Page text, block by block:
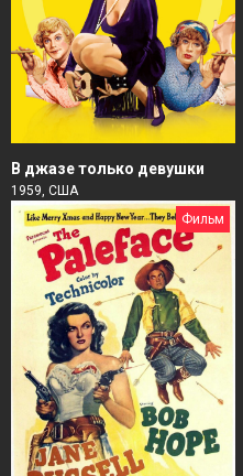
В джазе только девушки
1959, США
Фильм